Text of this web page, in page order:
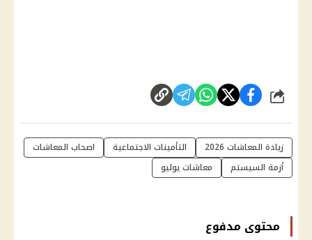
شارك
زيادة المعاشات 2026 التأمينات الاجتماعية
اصحاب المعاشات
أزمة السيستم
معاشات يوليو
محتوى مدفوع